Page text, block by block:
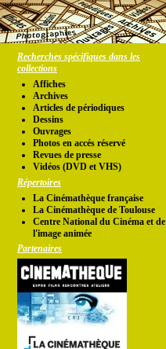
Recherches spécifiques dans les
collections
Affiches
Archives
Articles de périodiques
Dessins
Ouvrages
Photos en accés réservé
Revues de presse
Vidéos (DVD et VHS)
Répertoires
La Cinémathèque française
La Cinémathèque de Toulouse
Centre National du Cinéma et de
l'image animée
Partenaires